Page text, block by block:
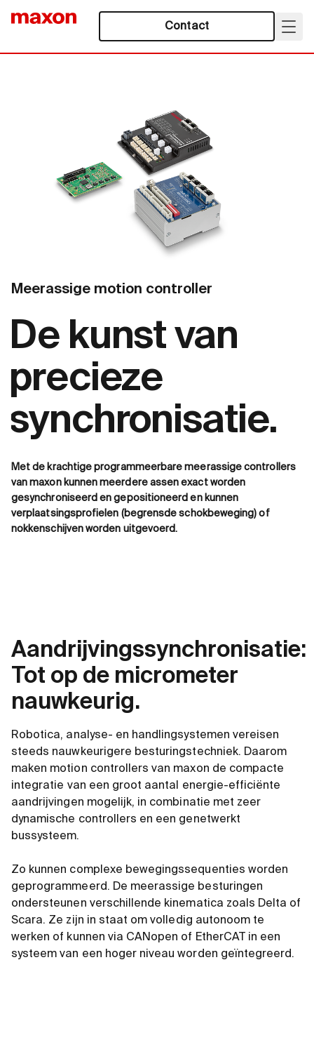
Contact
Meerassige motion controller
De kunst van
precieze
synchronisatie.
Met de krachtige programmeerbare meerassige controllers
van maxon kunnen meerdere assen exact worden
gesynchroniseerd en gepositioneerd en kunnen
verplaatsingsprofielen (begrensde schokbeweging) of
nokkenschijven worden uitgevoerd.
Aandrijvingssynchronisatie:
Tot op de micrometer
nauwkeurig.
Robotica, analyse- en handlingsystemen vereisen
steeds nauwkeurigere besturingstechniek. Daarom
maken motion controllers van maxon de compacte
integratie van een groot aantal energie-efficiënte
aandrijvingen mogelijk, in combinatie met zeer
dynamische controllers en een genetwerkt
bussysteem.
Zo kunnen complexe bewegingssequenties worden
geprogrammeerd. De meerassige besturingen
ondersteunen verschillende kinematica zoals Delta of
Scara. Ze zijn in staat om volledig autonoom te
werken of kunnen via CANopen of EtherCAT in een
systeem van een hoger niveau worden geïntegreerd.